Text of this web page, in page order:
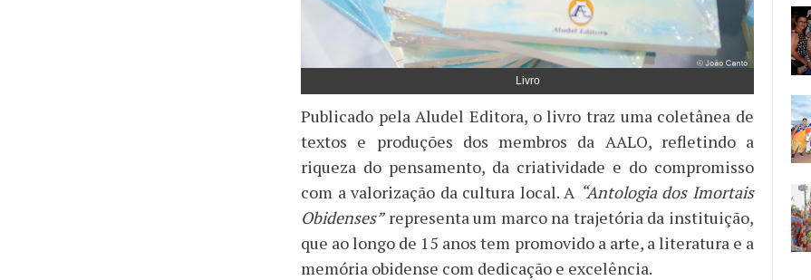
Livro
Publicado pela Aludel Editora, o livro traz uma coletânea de
textos e produções dos membros da AALO, refletindo a
riqueza do pensamento, da criatividade e do compromisso
com a valorização da cultura local. A “Antologia dos Imortais
Obidenses”representa um marco na trajetória da instituição,
que ao longo de 15 anos tem promovido a arte, a literatura e a
memória obidense com dedicação e excelência.